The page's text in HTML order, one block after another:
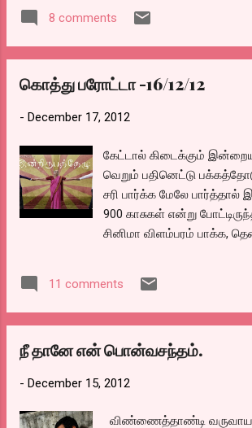
என்ன ஆயிற்று என்று
மூடிவிட்டார்களாம். அதை
நண்பர் ஒருவர் அது போனா
இருக்கு வாங்க.. என்று
மசாலா க்ஃபே போல ஒரு
8 comments
கொத்து பரோட்டா -16/12/12
- December 17, 2012
கேட்டால் கிடைக்கும்
வெறும் பதினெட்டு
சரி பார்க்க மேலே
900 காசுகள் என்று
சினிமா விளம்பரம் பாக்க,
என்று போட்டிருக்க, செம
கேட்டார்கள் இந்த
அறிவிப்பும் இல்லாமல்
முறையைத்தான் தினமலரும்
11 comments
நீ தானே என் பொன்வசந்தம்.
- December 15, 2012
விண்ணைத்தாண்டி